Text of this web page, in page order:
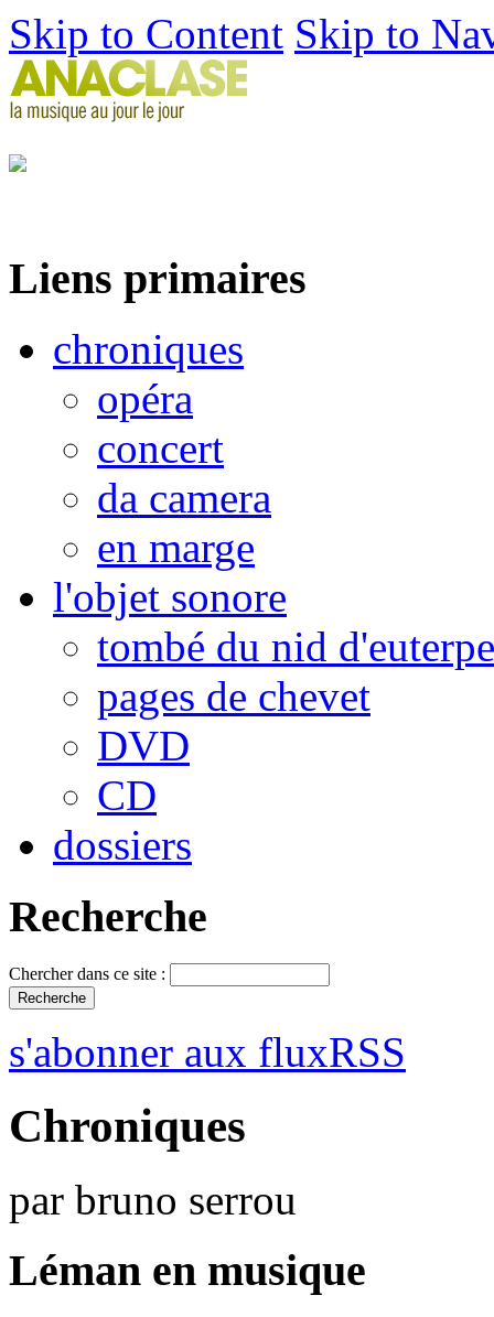
Skip to Content Skip to
Liens primaires
chroniques
opéra
concert
da camera
en marge
l'objet sonore
tombé du nid d'euterpe
pages de chevet
DVD
CD
dossiers
Recherche
Chercher dans ce site :
s'abonner aux fluxRSS
Chroniques
par bruno serrou
Léman en musique